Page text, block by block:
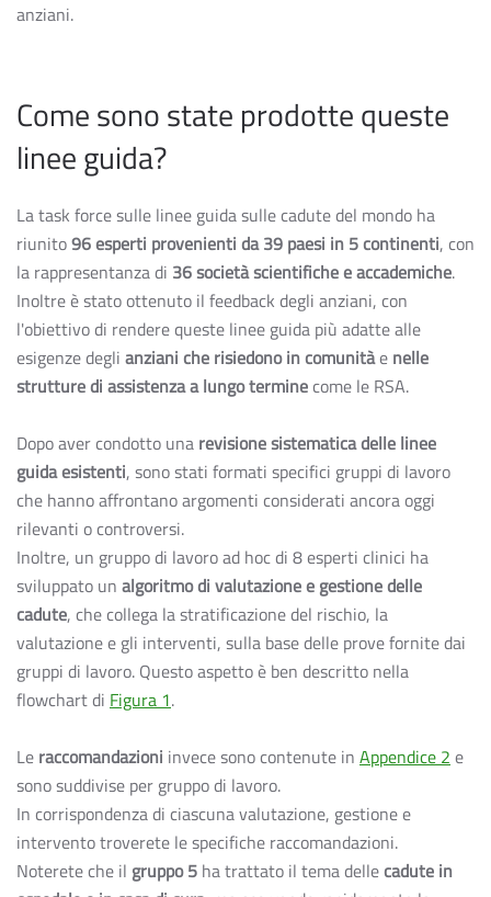
anziani.
Come sono state prodotte queste
linee guida?
La task force sulle linee guida sulle cadute del mondo ha
riunito96 esperti provenienti da 39 paesi in 5 continenti, con
la rappresentanza di 36 società scientifiche e accademiche.
Inoltre è stato ottenuto il feedback degli anziani, con
l'obiettivo di rendere queste linee guida più adatte alle
esigenze degli anziani che risiedono in comunitàe nelle
strutture di assistenza a lungo terminecome le RSA.
Dopo aver condotto una revisione sistematica delle linee
guida esistenti, sono stati formati specifici gruppi di lavoro
che hanno affrontano argomenti considerati ancora oggi
rilevanti o controversi.
Inoltre, un gruppo di lavoro ad hoc di 8 esperti clinici ha
sviluppato un algoritmo di valutazione e gestione delle
cadute, che collega la stratificazione del rischio, la
valutazione e gli interventi, sulla base delle prove fornite dai
gruppi di lavoro. Questo aspetto è ben descritto nella
flowchart di Figura 1.
Le raccomandazioni invece sono contenute in Appendice 2 e
sono suddivise per gruppo di lavoro.
In corrispondenza di ciascuna valutazione, gestione e
intervento troverete le specifiche raccomandazioni.
Noterete che il gruppo 5 ha trattato il tema dellecadute in